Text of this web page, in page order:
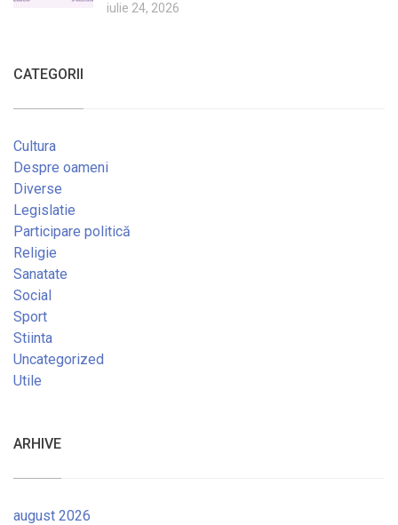
iulie 24, 2026
CATEGORII
Cultura
Despre oameni
Diverse
Legislatie
Participare politică
Religie
Sanatate
Social
Sport
Stiinta
Uncategorized
Utile
ARHIVE
august 2026